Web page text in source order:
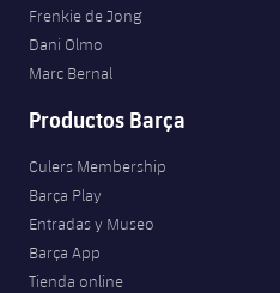
Frenkie de Jong
Dani Olmo
Marc Bernal
Productos Barça
Culers Membership
Barça Play
Entradas y Museo
Barça App
Tienda online